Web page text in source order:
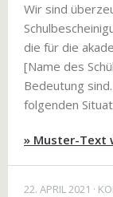
Wir sind
die für die
[Name des
Bedeutung
folgenden
» Muster-Text
22. APRIL 2021